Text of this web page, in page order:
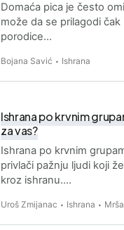
Domaća pica je često
može da se prilagodi
porodice…
Bojana Savić Ishrana
Ishrana po krvnim
za vas?
Ishrana po krvnim
privlači pažnju ljudi koji
kroz ishranu.…
Uroš Zmijanac Ishrana